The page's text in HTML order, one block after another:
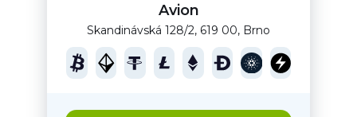
Avion
Skandinávská 128/2, 619 00, Brno